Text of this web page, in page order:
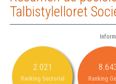
Talbistylelloret
2.021
Ranking Sectorial Ranking